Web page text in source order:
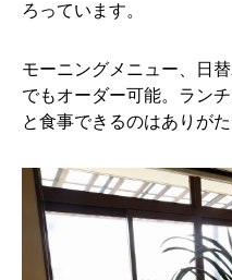
ろっています。
モーニングメニュー、日
でもオーダー可能。ラン
と食事できるのはありがた